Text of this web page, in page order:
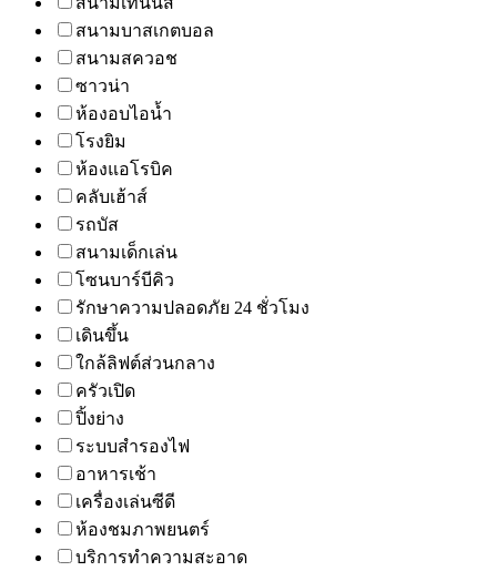
สนามบาสเกตบอล
สนามสควอช
ซาวน่า
ห้องอบไอน้ำ
โรงยิม
ห้องแอโรบิค
คลับเฮ้าส์
รถบัส
สนามเด็กเล่น
โซนบาร์บีคิว
รักษาความปลอดภัย 24 ชั่วโมง
เดินขึ้น
ใกล้ลิฟต์ส่วนกลาง
ครัวเปิด
ปิ้งย่าง
ระบบสำรองไฟ
อาหารเช้า
เครื่องเล่นซีดี
ห้องชมภาพยนตร์
บริการทำความสะอาด